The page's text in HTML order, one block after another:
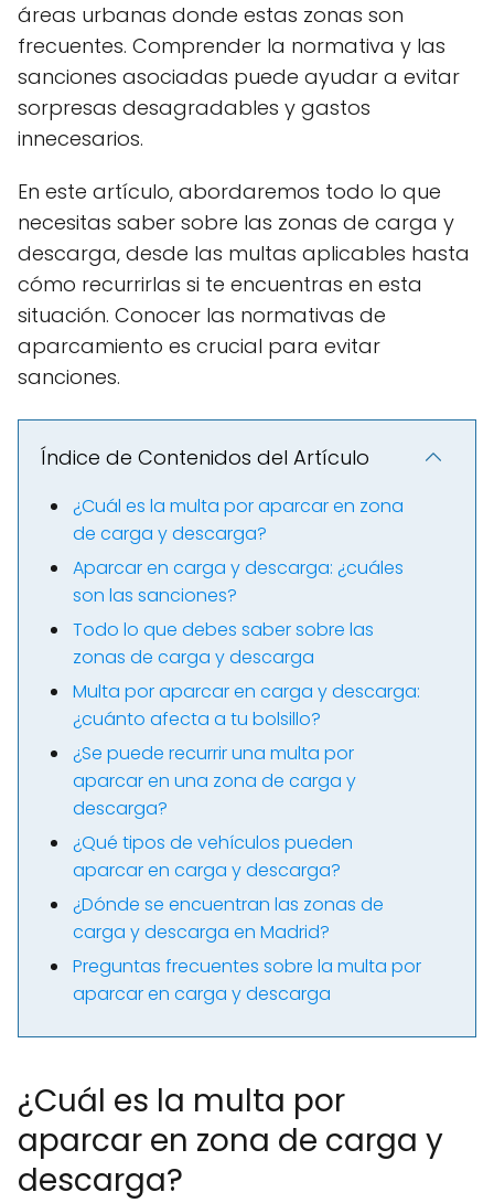
áreas urbanas donde estas zonas son
frecuentes. Comprender la normativa y las
sanciones asociadas puede ayudar a evitar
sorpresas desagradables y gastos
innecesarios.
En este artículo, abordaremos todo lo que
necesitas saber sobre las zonas de carga y
descarga, desde las multas aplicables hasta
cómo recurrirlas si te encuentras en esta
situación. Conocer las normativas de
aparcamiento es crucial para evitar
sanciones.
Índice de Contenidos del Artículo
¿Cuál es la multa por aparcar en zona
de carga y descarga?
Aparcar en carga y descarga: ¿cuáles
son las sanciones?
Todo lo que debes saber sobre las
zonas de carga y descarga
Multa por aparcar en carga y descarga:
¿cuánto afecta a tu bolsillo?
¿Se puede recurrir una multa por
aparcar en una zona de carga y
descarga?
¿Qué tipos de vehículos pueden
aparcar en carga y descarga?
¿Dónde se encuentran las zonas de
carga y descarga en Madrid?
Preguntas frecuentes sobre la multa por
aparcar en carga y descarga
¿Cuál es la multa por
aparcar en zona de carga y
descarga?